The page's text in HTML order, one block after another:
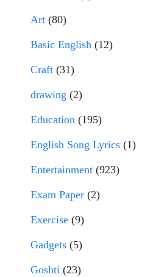
Art (80)
Basic English (12)
Craft (31)
drawing (2)
Education (195)
English Song Lyrics (1)
Entertainment (923)
Exam Paper (2)
Exercise (9)
Gadgets (5)
Goshti (23)